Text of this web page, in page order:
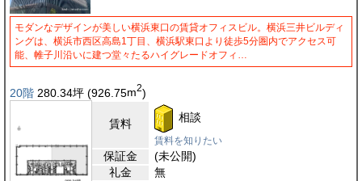
モダンなデザインが美しい横浜東口の賃貸オフィスビル。横浜三井ビルディ
ングは、横浜市西区高島1丁目、横浜駅東口より徒歩5分圏内でアクセス可
能、帷子川沿いに建つ堂々たるハイグレードオフィ…
20階 280.34坪 (926.75m2)
賃料 相談
賃料を知りたい
保証金
(未公開)
礼金
無